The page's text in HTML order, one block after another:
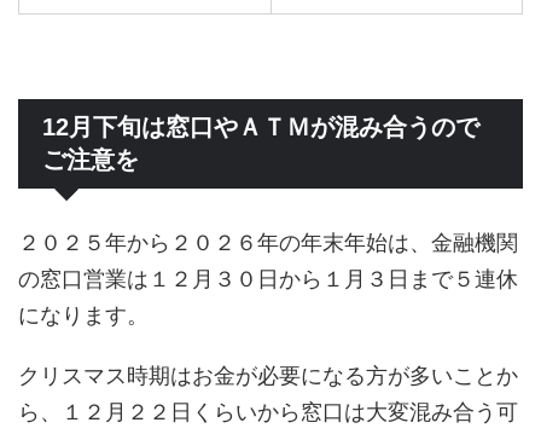
12月下旬は窓口やＡＴＭが混み合うので
ご注意を
２０２５年から２０２６年の年末年始は、金融機関
の窓口営業は１２月３０日から１月３日まで５連休
になります。
クリスマス時期はお金が必要になる方が多いことか
ら、１２月２２日くらいから窓口は大変混み合う可